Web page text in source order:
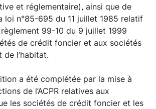
et réglementaire), ainsi que de
loi n°85-695 du 11 juillet 1985 relatif
99-10 du 9 juillet 1999
de crédit foncier et aux sociétés
de l’habitat.
a été complétée par la mise à
de l’ACPR relatives aux
les sociétés de crédit foncier et les